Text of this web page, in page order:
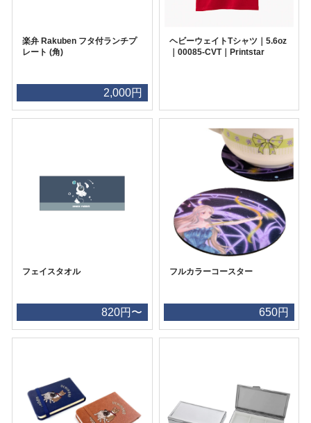
楽弁 Rakuben フタ付ランチプ
レート (角)
2,000円
ヘビーウェイトTシャツ｜5.6oz
｜00085-CVT｜Printstar
フェイスタオル
820円〜
フルカラーコースター
650円